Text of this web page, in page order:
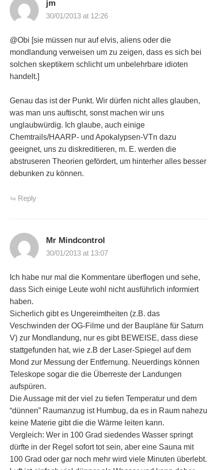
jm
30/01/2013 at 12:26
@Obi [sie müssen nur auf elvis, aliens oder die
mondlandung verweisen um zu zeigen, dass es sich bei
solchen skeptikern schlicht um unbelehrbare idioten
handelt.]
Genau das ist der Punkt. Wir dürfen nicht alles glauben,
was man uns auftischt, sonst machen wir uns
unglaubwürdig. Ich glaube, auch einige
Chemtrails/HAARP- und Apokalypsen-VTn dazu
geeignet, uns zu diskreditieren, m. E. werden die
abstruseren Theorien gefördert, um hinterher alles besser
debunken zu können.
Reply
Mr Mindcontrol
30/01/2013 at 13:07
Ich habe nur mal die Kommentare überflogen und sehe,
dass Sich einige Leute wohl nicht ausführlich informiert
haben.
Sicherlich gibt es Ungereimtheiten (z.B. das
Veschwinden der OG-Filme und der Baupläne für Saturn
V) zur Mondlandung, nur es gibt BEWEISE, dass diese
stattgefunden hat, wie z.B der Laser-Spiegel auf dem
Mond zur Messung der Entfernung. Neuerdings können
Teleskope sogar die die Überreste der Landungen
aufspüren.
Die Aussage mit der viel zu tiefen Temperatur und dem
“dünnen” Raumanzug ist Humbug, da es in Raum nahezu
keine Materie gibt die die Wärme leiten kann.
Vergleich: Wer in 100 Grad siedendes Wasser springt
dürfte in der Regel sofort tot sein, aber eine Sauna mit
100 Grad oder gar noch mehr wird viele Minuten überlebt.